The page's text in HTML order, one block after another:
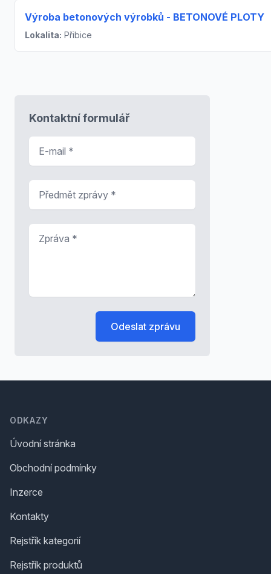
Výroba betonových výrobků - BETONOVÉ PLOTY
Lokalita: Přibice
Kontaktní formulář
Odeslat zprávu
ODKAZY
Úvodní stránka
Obchodní podmínky
Inzerce
Kontakty
Rejstřík kategorií
Rejstřík produktů